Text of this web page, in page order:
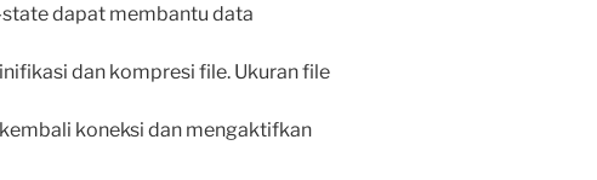
dapat membantu data
dan kompresi file. Ukuran file
koneksi dan mengaktifkan